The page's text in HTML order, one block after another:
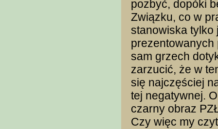
pozbyć, dopóki
Związku, co w
stanowiska tylko
prezentowanych
sam grzech
zarzucić, że w
się najczęściej
tej negatywnej.
czarny obraz
Czy więc my